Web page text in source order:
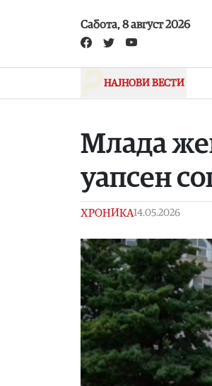
Сабота, 8 август 2026
НАЈНОВИ ВЕСТИ
Млада
уапсен
ХРОНИКА14.05.2026